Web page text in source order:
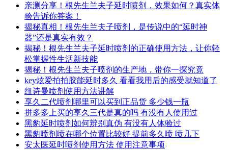
亲测分享！根先生兰夫子延时喷剂，效果如何？真实体
验告诉你答案！
揭秘真相！根先生兰夫子喷剂，是传说中的“延时神
器”还是真实有效？
揭秘！根先生兰夫子延时喷剂的正确使用方法，让你轻
松掌握性生活新技能
揭秘！根先生兰夫子喷剂的生产地，带你一探究竟
key炫爱拍拍胶能延时多久 看看我用后的感受就知道了
纽诗曼喷剂使用方法讲解
享久二代喷剂哪里可以买到正品货 多少钱一瓶
拼多多上买的享久三代是真的吗 有没有人使用过
黑豹延时喷剂如何辨别真伪 有没有人体验过
黑豹喷剂喷在哪个位置比较好 提前多久喷 喷几下
安太医延时喷剂使用方法 使用注意事项